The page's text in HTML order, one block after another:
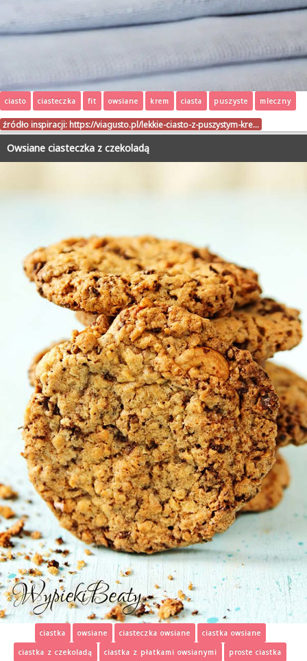
ciasto ciasteczka fit owsiane krem ciasta puszyste mleczny
źródło inspiracji: https://viagusto.pl/lekkie-ciasto-z-puszystym-kre…
Owsiane ciasteczka z czekoladą
ciastka owsiane ciasteczka owsiane
ciastka owsiane
ciastka z czekoladą
ciastka z płatkami owsianymi proste ciastka